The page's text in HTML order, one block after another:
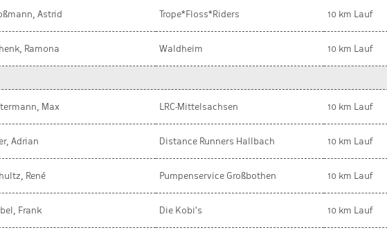
Astrid Trope*Floss*Riders 10 km Lauf
Ramona Waldheim 10 km Lauf
Max LRC-Mittelsachsen 10 km Lauf
Adrian Distance Runners Hallbach 10 km Lauf
René Pumpenservice Großbothen 10 km Lauf
Frank Die Kobi‘s 10 km Lauf